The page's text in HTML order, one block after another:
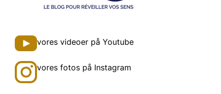
vores videoer på Youtube
vores fotos på Instagram